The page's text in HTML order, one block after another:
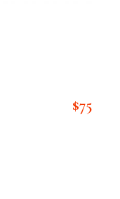
$75